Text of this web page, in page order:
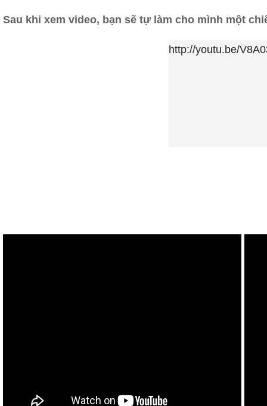
Sau khi xem video, bạn sẽ tự làm cho mình một
http://youtu.be/